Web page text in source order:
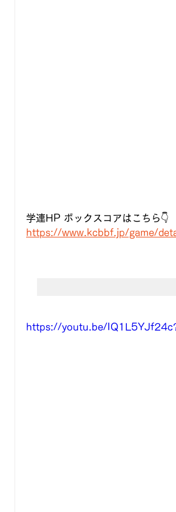
学連HP ボックスコアはこちら👇
https://www.kcbbf.jp/game/
https://youtu.be/